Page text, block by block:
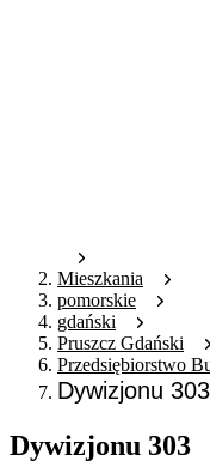
Mieszkania
pomorskie
gdański
Pruszcz Gdański
Przedsiębiorstwo
Dywizjonu 303
Dywizjonu 303